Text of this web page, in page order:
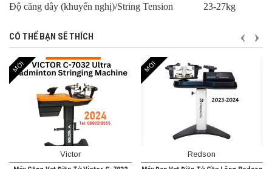
Độ căng dây (khuyến nghị)/String Tension
23-27kg
CÓ THỂ BẠN SẼ THÍCH
MỚI
Victor
MỚI
Redson